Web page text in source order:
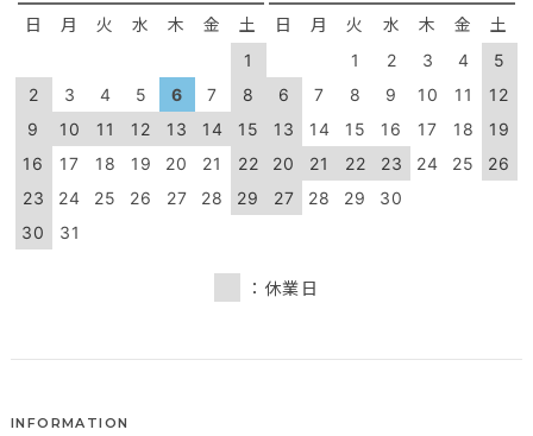
日 月 火 水 木 金 土
1
2
3 4 5 6 7
8
9
10 11 12 13 14
15
16
17 18 19 20 21
22
23
24 25 26 27 28
29
30
31
日 月 火 水 木 金 土
1 2 3 4
5
6
7 8 9 10 11
12
13
14 15 16 17 18
19
20
21 22 23 24 25
26
27
28 29 30
：休業日
INFORMATION